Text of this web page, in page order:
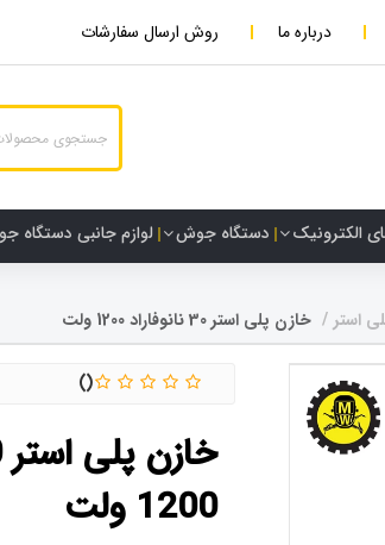
درباره ما روش ارسال سفارشات
الکترونیک دستگاه جوش لوازم جانبی دستگاه
استر خازن پلی استر 30 نانوفاراد 1200 ولت
1200 ولت